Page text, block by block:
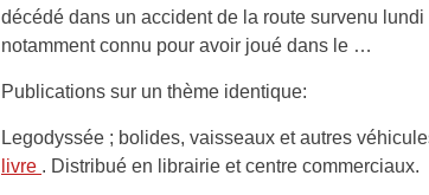
décédé dans un accident de la route survenu
notamment connu pour avoir joué dans le …
Publications sur un thème identique:
Legodyssée ; bolides, vaisseaux et autres
livre . Distribué en librairie et centre commerciaux.